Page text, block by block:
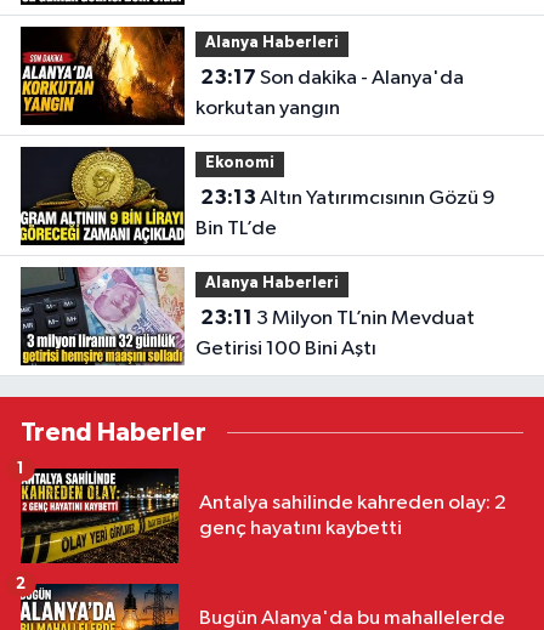
Alanya Haberleri
23:17
korkutan yangın
Ekonomi
23:13
Bin TL’de
Alanya Haberleri
23:11
Getirisi 100 Bini Aştı
Trend Haberler
Antalya sahilinde kahreden olay: 2
genç hayatını kaybetti
1
Bugün Alanya'da bu mahallelerde
2